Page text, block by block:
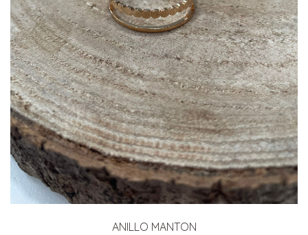
ANILLO MANTON